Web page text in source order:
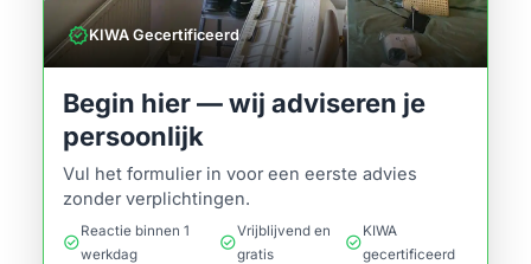
verifiedKIWA Gecertificeerd
Begin hier — wij adviseren je
persoonlijk
Vul het formulier in voor een eerste advies
zonder verplichtingen.
check_circle
Reactie binnen 1
werkdag
check_circle
Vrijblijvend en
gratis
check_circle
KIWA
gecertificeerd